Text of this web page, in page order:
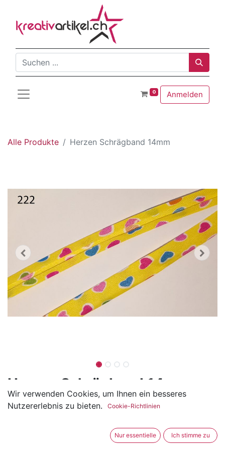
0 Anmelden
Alle Produkte Herzen Schrägband 14mm
Herzen Schrägband 14mm
(0 Rezension)
Die Breite wurde gefaltet gemessen.
Wir verwenden Cookies, um Ihnen ein besseres
Nutzererlebnis zu bieten.
Cookie-Richtlinien
Nur essentielle Ich stimme zu